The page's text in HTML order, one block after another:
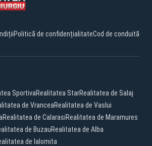
Politică de confidențialitateCod de conduită
SportivaRealitatea StarRealitatea de Salaj
de VranceaRealitatea de Vaslui
Realitatea de CalarasiRealitatea de Maramures
de BuzauRealitatea de Alba
de Ialomita